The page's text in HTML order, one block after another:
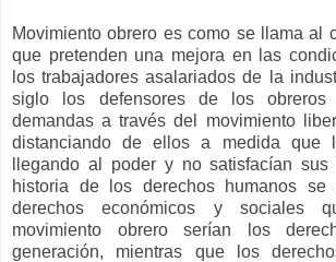
Movimiento obrero es como se llama al
que pretenden una mejora en las
los trabajadores asalariados de la
siglo los defensores de los obreros
demandas a través del movimiento
distanciando de ellos a medida que
llegando al poder y no satisfacían
historia de los derechos humanos se
derechos económicos y sociales
movimiento obrero serían los
generación, mientras que los